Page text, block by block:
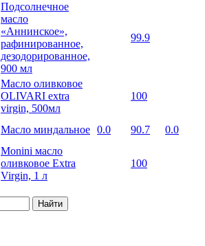
Подсолнечное
масло
«Аннинское»,
рафинированное,
дезодорированное,
900 мл
99.9
Масло оливковое
OLIVARI extra
virgin, 500мл
100
Масло миндальное 0.0 90.7
0.0
Monini масло
оливковое Extra
Virgin, 1 л
100
Найти